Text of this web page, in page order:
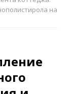
на